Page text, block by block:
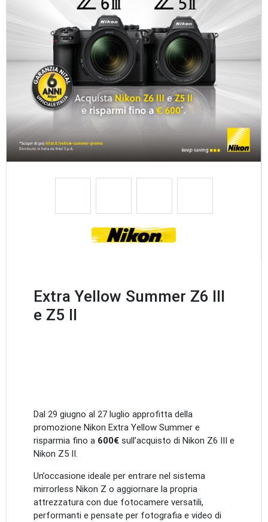
Extra Yellow Summer Z6 III
e Z5 II
Dal 29 giugno al 27 luglio approfitta della
promozione Nikon Extra Yellow Summer e
risparmia fino a 600€ sull’acquisto di Nikon Z6 III e
Nikon Z5 II.
Un’occasione ideale per entrare nel sistema
mirrorless Nikon Z o aggiornare la propria
attrezzatura con due fotocamere versatili,
performanti e pensate per fotografia e video di